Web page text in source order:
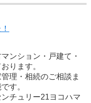
ンション・戸建て・
ります。
理・相続のご相談ま
す。
チュリー21ヨコハマ